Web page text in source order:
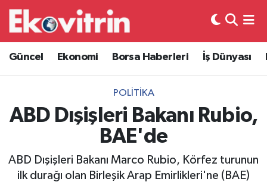
Güncel Ekonomi Borsa Haberleri İş Dünyası
POLITIKA
ABD Dışişleri Bakanı Rubio,
BAE'de
ABD Dışişleri Bakanı Marco Rubio, Körfez turunun
ilk durağı olan Birleşik Arap Emirlikleri'ne (BAE)
Güncel
Ekonomi
Borsa Haberleri
Lojistik
Hava Durumu
Trafik Durumu
Süper Lig Puan Durumu ve Fikstür
Son Dakika Haberleri